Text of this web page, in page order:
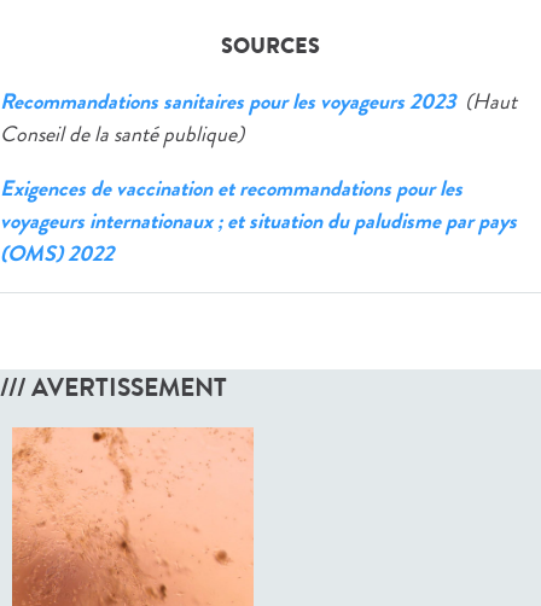
SOURCES
Recommandations sanitaires pour les voyageurs 2023 (Haut
Conseil de la santé publique)
Exigences de vaccination et recommandations pour les
voyageurs internationaux ; et situation du paludisme par pays
(OMS) 2022
/// AVERTISSEMENT